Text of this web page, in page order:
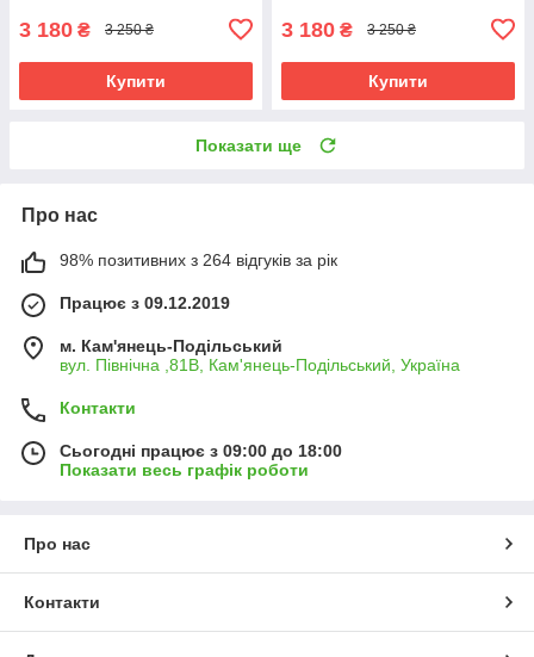
3 180 ₴ 3 250 ₴
Купити
3 180 ₴ 3 250 ₴
Купити
Показати ще
Про нас
98% позитивних з 264 відгуків за рік
Працює з 09.12.2019
м. Кам'янець-Подільський
вул. Північна ,81В, Кам'янець-Подільський, Україна
Контакти
Сьогодні працює з 09:00 до 18:00
Показати весь графік роботи
Про нас
Контакти